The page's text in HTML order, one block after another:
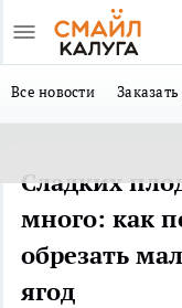
Все новости
Сладких
много: как
обрезать
ягод